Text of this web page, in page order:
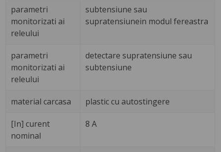
parametri
monitorizati ai
releului
subtensiune sau
supratensiunein modul fereastra
parametri
monitorizati ai
releului
detectare supratensiune sau
subtensiune
material carcasa plastic cu autostingere
[In] curent
nominal
8 A